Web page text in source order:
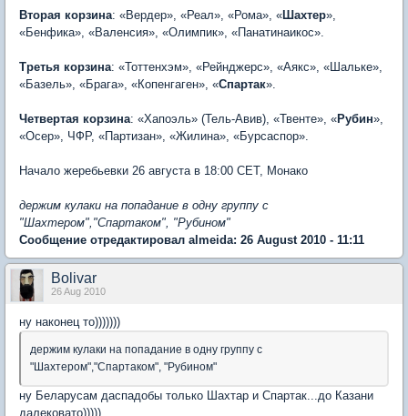
Вторая корзина: «Вердер», «Реал», «Рома», «Шахтер»,
«Бенфика», «Валенсия», «Олимпик», «Панатинаикос».
Третья корзина: «Тоттенхэм», «Рейнджерс», «Аякс», «Шальке»,
«Базель», «Брага», «Копенгаген», «Спартак».
Четвертая корзина: «Хапоэль» (Тель-Авив), «Твенте», «Рубин»,
«Осер», ЧФР, «Партизан», «Жилина», «Бурсаспор».
Начало жеребьевки 26 августа в 18:00 CET, Монако
держим кулаки на попадание в одну группу с
"Шахтером","Спартаком", "Рубином"
Сообщение отредактировал almeida: 26 August 2010 - 11:11
Bolivar
26 Aug 2010
ну наконец то)))))))
держим кулаки на попадание в одну группу с
"Шахтером","Спартаком", "Рубином"
ну Беларусам даспадобы только Шахтар и Спартак...до Казани
далековато)))))